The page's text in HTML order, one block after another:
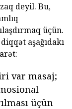
deyil. Bu,
üçün.
aşağıdakı
var masaj;
üçün